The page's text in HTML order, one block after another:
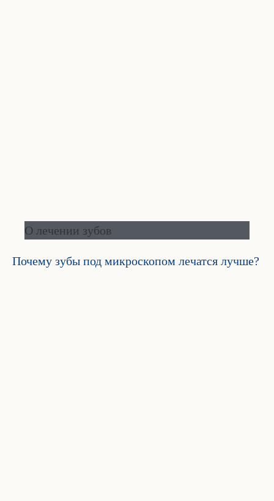
О лечении зубов
Почему зубы под микроскопом лечатся лучше?